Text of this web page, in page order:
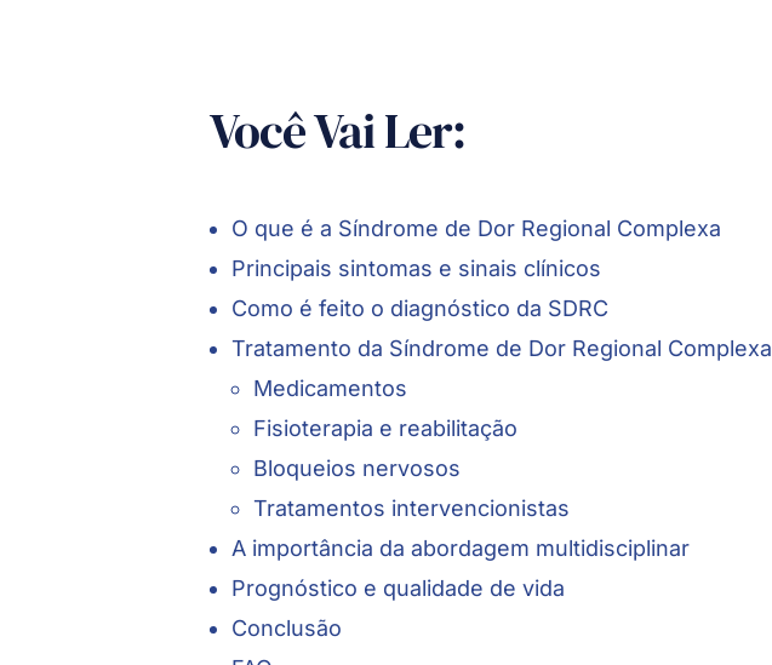
Você Vai Ler:
O que é a Síndrome de Dor Regional Complexa
Principais sintomas e sinais clínicos
Como é feito o diagnóstico da SDRC
Tratamento da Síndrome de Dor Regional Complexa
Medicamentos
Fisioterapia e reabilitação
Bloqueios nervosos
Tratamentos intervencionistas
A importância da abordagem multidisciplinar
Prognóstico e qualidade de vida
Conclusão